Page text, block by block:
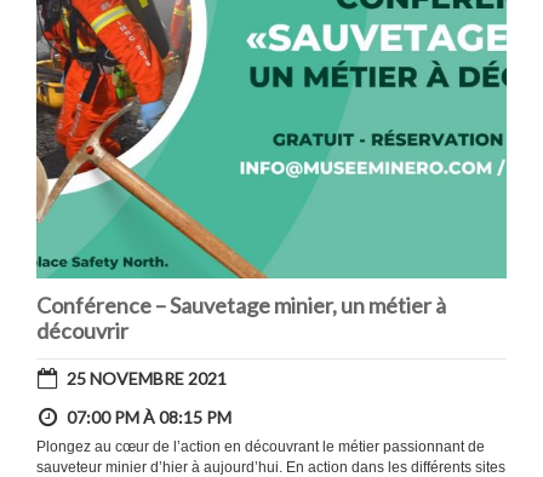
Conférence – Sauvetage minier, un métier à
découvrir
25 NOVEMBRE 2021
07:00 PM À 08:15 PM
Plongez au cœur de l’action en découvrant le métier passionnant de
sauveteur minier d’hier à aujourd’hui. En action dans les différents sites